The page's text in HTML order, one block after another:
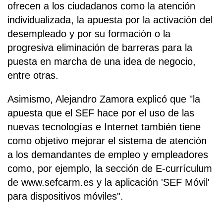
ofrecen a los ciudadanos como la atención
individualizada, la apuesta por la activación del
desempleado y por su formación o la
progresiva eliminación de barreras para la
puesta en marcha de una idea de negocio,
entre otras.
Asimismo, Alejandro Zamora explicó que "la
apuesta que el SEF hace por el uso de las
nuevas tecnologías e Internet también tiene
como objetivo mejorar el sistema de atención
a los demandantes de empleo y empleadores
como, por ejemplo, la sección de E-currículum
de www.sefcarm.es y la aplicación 'SEF Móvil'
para dispositivos móviles".